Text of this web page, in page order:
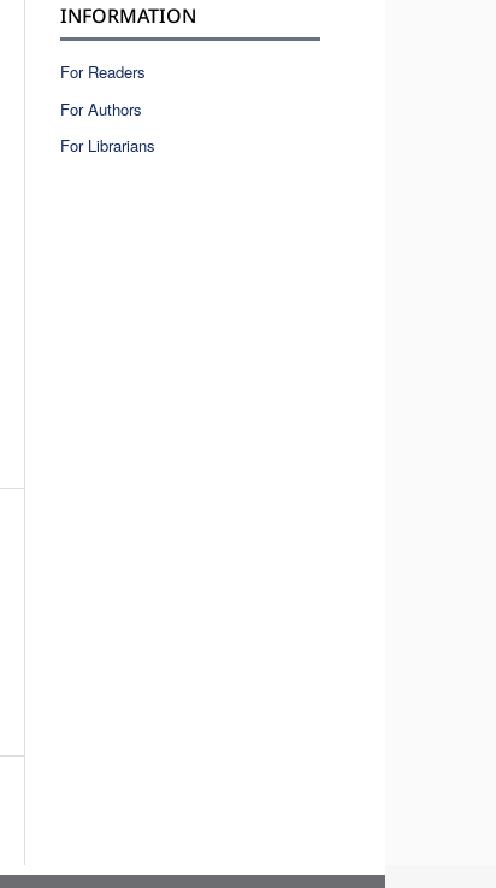
INFORMATION
For Readers
For Authors
For Librarians